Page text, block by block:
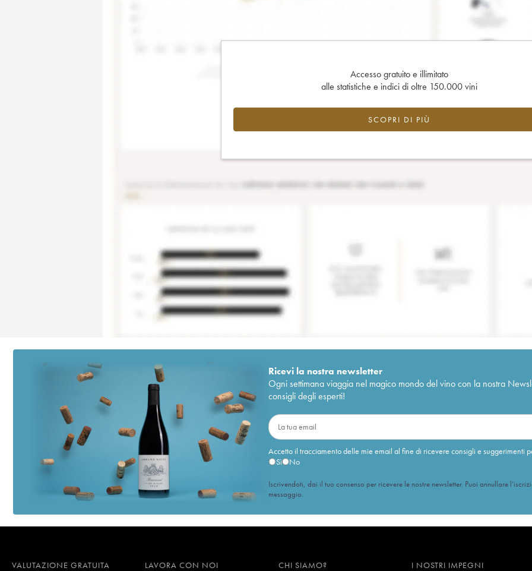
Accesso gratuito e illimitato
alle statistiche e indici di oltre 150.000 vini
SCOPRI DI PIÙ
Ricevi la nostra newsletter
Ogni settimana viaggia nel magico mondo del vino con la nostra
consigli degli esperti!
Accetto il tracciamento delle mie email al fine di ricevere consigli e suggerimenti
Sì
No
Iscrivendoti, dai il tuo consenso per ricevere le nostre newsletter. Puoi annullare
messaggio.
VALUTAZIONE GRATUITA LAVORA CON NOI CHI SIAMO? I NOSTRI IMPEGNI